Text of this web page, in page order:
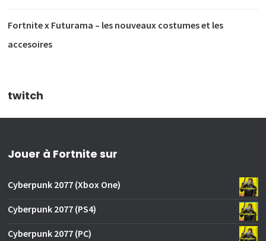
Fortnite x Futurama – les nouveaux costumes et les
accesoires
twitch
Jouer à Fortnite sur
Cyberpunk 2077 (Xbox One)
Cyberpunk 2077 (PS4)
Cyberpunk 2077 (PC)